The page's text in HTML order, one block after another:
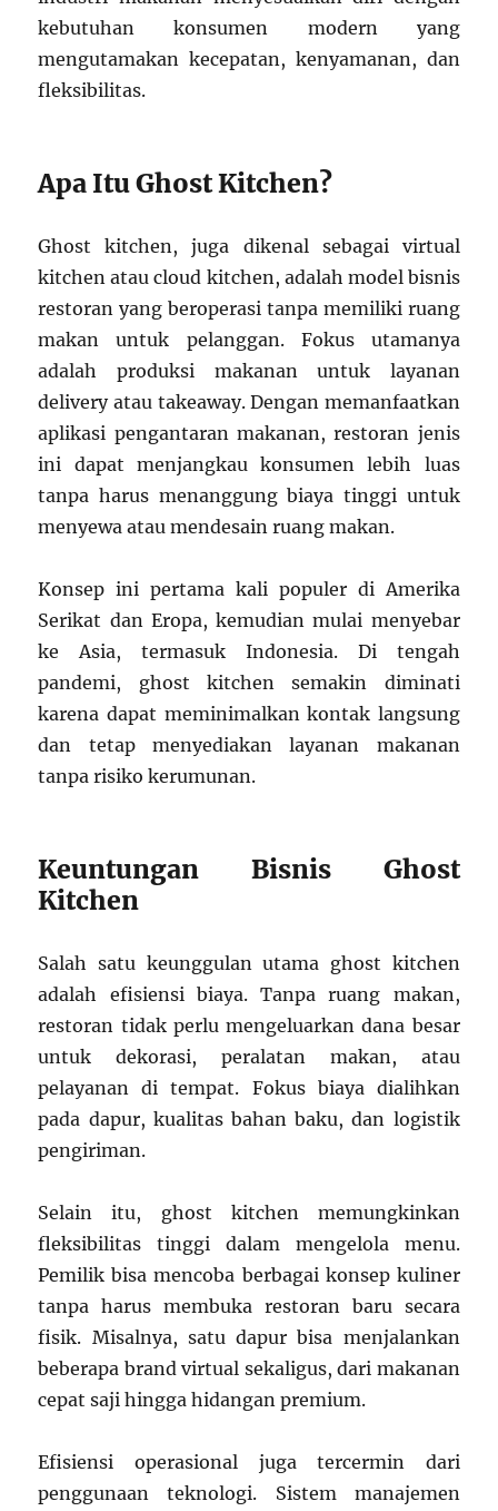
kebutuhan konsumen modern yang
mengutamakan kecepatan, kenyamanan, dan
fleksibilitas.
Apa Itu Ghost Kitchen?
Ghost kitchen, juga dikenal sebagai virtual
kitchen atau cloud kitchen, adalah model bisnis
restoran yang beroperasi tanpa memiliki ruang
makan untuk pelanggan. Fokus utamanya
adalah produksi makanan untuk layanan
delivery atau takeaway. Dengan memanfaatkan
aplikasi pengantaran makanan, restoran jenis
ini dapat menjangkau konsumen lebih luas
tanpa harus menanggung biaya tinggi untuk
menyewa atau mendesain ruang makan.
Konsep ini pertama kali populer di Amerika
Serikat dan Eropa, kemudian mulai menyebar
ke Asia, termasuk Indonesia. Di tengah
pandemi, ghost kitchen semakin diminati
karena dapat meminimalkan kontak langsung
dan tetap menyediakan layanan makanan
tanpa risiko kerumunan.
Keuntungan Bisnis Ghost
Kitchen
Salah satu keunggulan utama ghost kitchen
adalah efisiensi biaya. Tanpa ruang makan,
restoran tidak perlu mengeluarkan dana besar
untuk dekorasi, peralatan makan, atau
pelayanan di tempat. Fokus biaya dialihkan
pada dapur, kualitas bahan baku, dan logistik
pengiriman.
Selain itu, ghost kitchen memungkinkan
fleksibilitas tinggi dalam mengelola menu.
Pemilik bisa mencoba berbagai konsep kuliner
tanpa harus membuka restoran baru secara
fisik. Misalnya, satu dapur bisa menjalankan
beberapa brand virtual sekaligus, dari makanan
cepat saji hingga hidangan premium.
Efisiensi operasional juga tercermin dari
penggunaan teknologi. Sistem manajemen